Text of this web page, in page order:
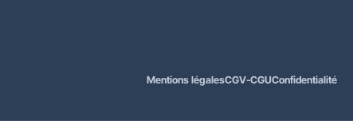
Mentions légalesCGV-CGUConfidentialité